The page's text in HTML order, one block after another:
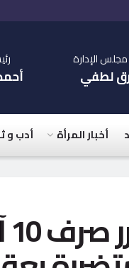
الإدارة
لطفي
أخبار المرأة أدب و